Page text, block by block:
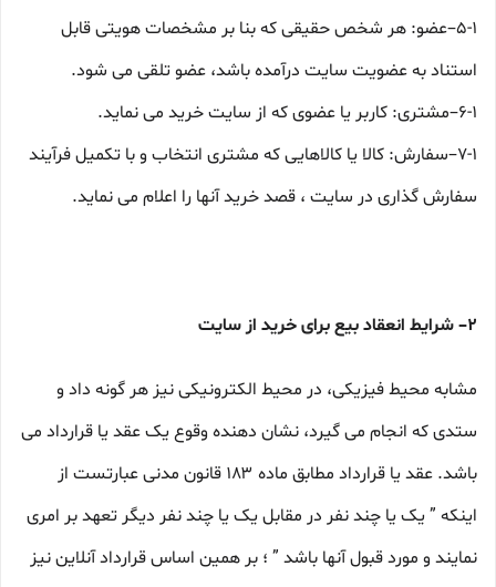
۵-۱–عضو: هر شخص حقیقی که بنا بر مشخصات هویتی قابل
استناد به عضویت سایت درآمده باشد، عضو تلقی می شود.
۶-۱–مشتری: کاربر یا عضوی که از سایت خرید می نماید.
۷-۱–سفارش: کالا یا کالاهایی که مشتری انتخاب و با تکمیل فرآیند
سفارش گذاری در سایت ، قصد خرید آنها را اعلام می نماید.
۲– شرایط انعقاد بیع برای خرید از سایت
مشابه محیط فیزیکی، در محیط الکترونیکی نیز هر گونه داد و
ستدی که انجام می گیرد، نشان دهنده وقوع یک عقد یا قرارداد می
باشد. عقد یا قرارداد مطابق ماده ۱۸۳ قانون مدنی عبارتست از
اینکه ” یک یا چند نفر در مقابل یک یا چند نفر دیگر تعهد بر امری
نمایند و مورد قبول آنها باشد ” ؛ بر همین اساس قرارداد آنلاین نیز